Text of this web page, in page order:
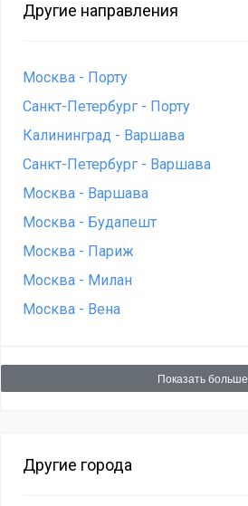
Другие направления
Москва - Порту
Санкт-Петербург - Порту
Калининград - Варшава
Санкт-Петербург - Варшава
Москва - Варшава
Москва - Будапешт
Москва - Париж
Москва - Милан
Москва - Вена
Показать больше
Другие города